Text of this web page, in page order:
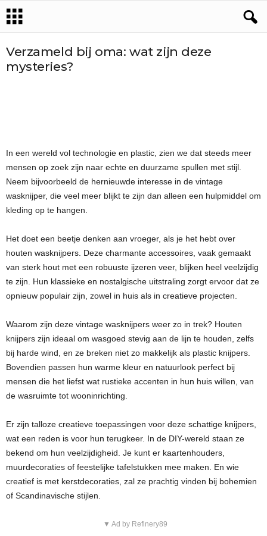
Verzameld bij oma: wat zijn deze
mysteries?
In een wereld vol technologie en plastic, zien we dat steeds meer
mensen op zoek zijn naar echte en duurzame spullen met stijl.
Neem bijvoorbeeld de hernieuwde interesse in de vintage
wasknijper, die veel meer blijkt te zijn dan alleen een hulpmiddel om
kleding op te hangen.
Het doet een beetje denken aan vroeger, als je het hebt over
houten wasknijpers. Deze charmante accessoires, vaak gemaakt
van sterk hout met een robuuste ijzeren veer, blijken heel veelzijdig
te zijn. Hun klassieke en nostalgische uitstraling zorgt ervoor dat ze
opnieuw populair zijn, zowel in huis als in creatieve projecten.
Waarom zijn deze vintage wasknijpers weer zo in trek? Houten
knijpers zijn ideaal om wasgoed stevig aan de lijn te houden, zelfs
bij harde wind, en ze breken niet zo makkelijk als plastic knijpers.
Bovendien passen hun warme kleur en natuurlook perfect bij
mensen die het liefst wat rustieke accenten in hun huis willen, van
de wasruimte tot wooninrichting.
Er zijn talloze creatieve toepassingen voor deze schattige knijpers,
wat een reden is voor hun terugkeer. In de DIY-wereld staan ze
bekend om hun veelzijdigheid. Je kunt er kaartenhouders,
muurdecoraties of feestelijke tafelstukken mee maken. En wie
creatief is met kerstdecoraties, zal ze prachtig vinden bij bohemien
of Scandinavische stijlen.
▼ Ad by Refinery89